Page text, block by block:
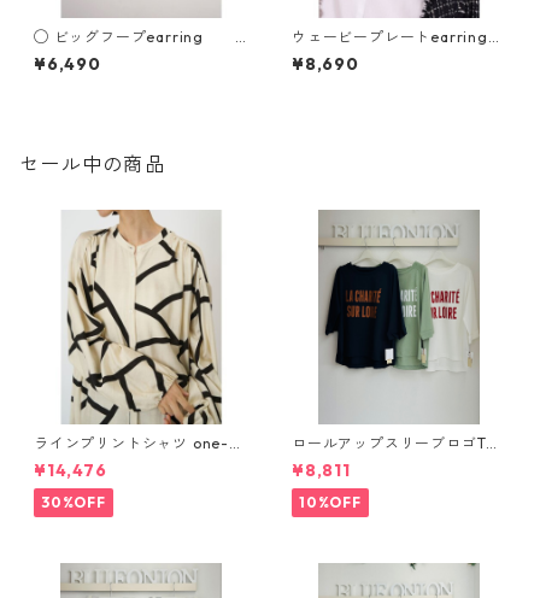
◯ ビッグフープearring 0
¥6,490
ウェービープレートearring&
pierce 【CHIGNON シニオ
ン 26春ご予約】 0056- ear
¥8,690
セール中の商品
ラインプリントシャツ one-pi
ece CHIGNON 5961- 019 kk
2602b
¥14,476
30%OFF
ロールアップスリーブロゴTシ
ャツ 612 - 85780 cloche
¥8,811
10%OFF